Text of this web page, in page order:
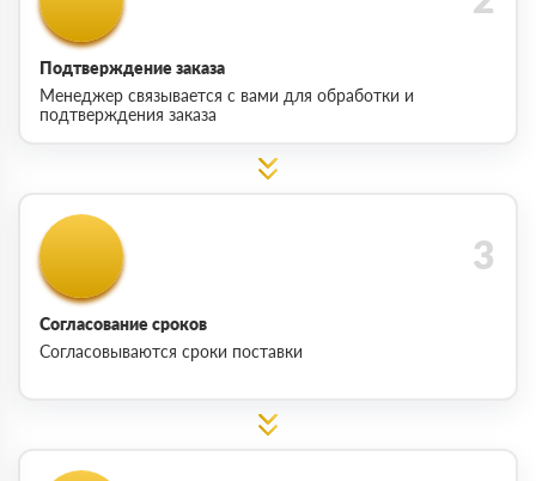
Подтверждение заказа
Менеджер связывается с вами для обработки и
подтверждения заказа
Согласование сроков
Согласовываются сроки поставки